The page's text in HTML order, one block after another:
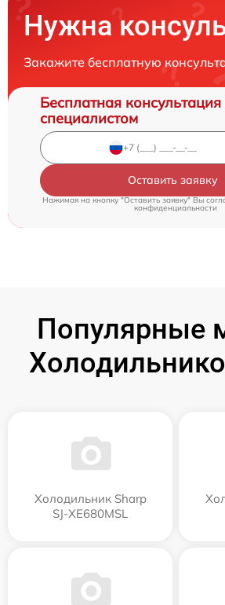
Нужна
Закажите бесплатную
Бесплатная консультация
специалистом
Оставить заявку
Нажимая на кнопку "Оставить заявку" Вы
конфиденциальности
Популярные
Холодильник Sharp
SJ-XE680MSL